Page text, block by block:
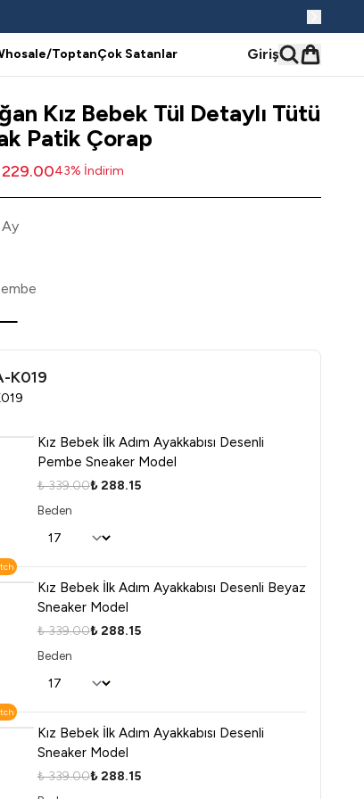
ToptanÇok Satanlar Giriş
Kız Bebek Tül Detaylı Tütü
Patik Çorap
43% İndirim
K019
Kız Bebek İlk Adım Ayakkabısı Desenli
Pembe Sneaker Model
₺ 339.00₺ 288.15
Beden
Kız Bebek İlk Adım Ayakkabısı Desenli Beyaz
Sneaker Model
₺ 339.00₺ 288.15
Beden
Kız Bebek İlk Adım Ayakkabısı Desenli
Sneaker Model
₺ 339.00₺ 288.15